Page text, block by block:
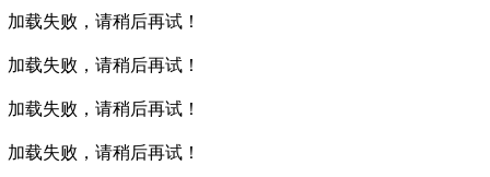
加载失败，请稍后再试！
加载失败，请稍后再试！
加载失败，请稍后再试！
加载失败，请稍后再试！